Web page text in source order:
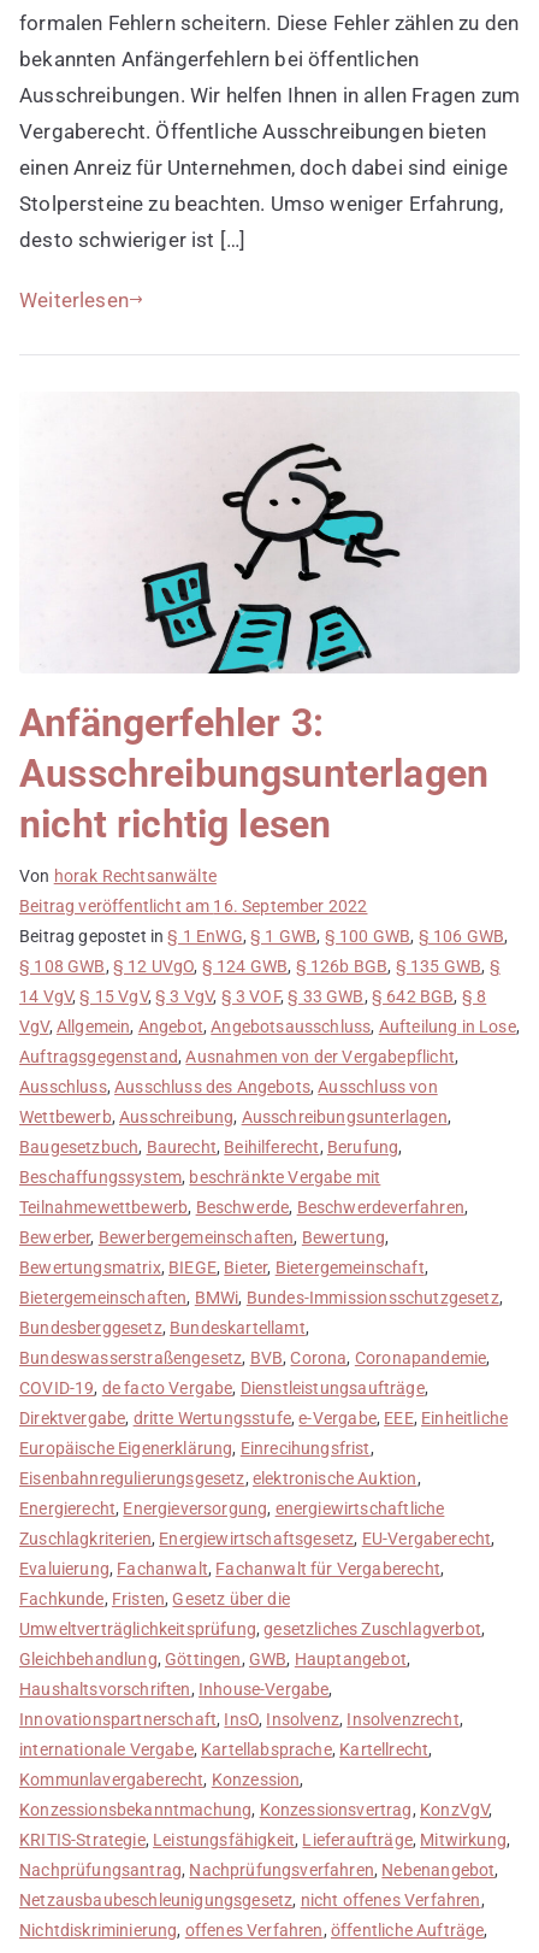
Ausschreibungen
formalen Fehlern scheitern. Diese Fehler zählen zu den
bekannten Anfängerfehlern bei öffentlichen
Ausschreibungen. Wir helfen Ihnen in allen Fragen zum
Vergaberecht. Öffentliche Ausschreibungen bieten
einen Anreiz für Unternehmen, doch dabei sind einige
Stolpersteine zu beachten. Umso weniger Erfahrung,
desto schwieriger ist […]
Weiterlesen
Anfängerfehler 3:
Ausschreibungsunterlagen
nicht richtig lesen
Von horak Rechtsanwälte
Beitrag veröffentlicht am 16. September 2022
Beitrag gepostet in§ 1 EnWG,§ 1 GWB, § 100 GWB, § 106 GWB,
§ 108 GWB, § 12 UVgO, § 124 GWB, § 126b BGB, § 135 GWB, §
14 VgV,§ 15 VgV,§ 3 VgV, § 3 VOF,§ 33 GWB, § 642 BGB, § 8
VgV, Allgemein, Angebot,Angebotsausschluss, Aufteilung in Lose,
Auftragsgegenstand,Ausnahmen von der Vergabepflicht,
Ausschluss,Ausschluss des Angebots,Ausschluss von
Wettbewerb,Ausschreibung, Ausschreibungsunterlagen,
Baugesetzbuch, Baurecht, Beihilferecht, Berufung,
Beschaffungssystem, beschränkte Vergabe mit
Teilnahmewettbewerb, Beschwerde, Beschwerdeverfahren,
Bewerber, Bewerbergemeinschaften, Bewertung,
Bewertungsmatrix, BIEGE, Bieter, Bietergemeinschaft,
Bietergemeinschaften, BMWi, Bundes-Immissionsschutzgesetz,
Bundesberggesetz, Bundeskartellamt,
Bundeswasserstraßengesetz, BVB,Corona, Coronapandemie,
COVID-19, de facto Vergabe, Dienstleistungsaufträge,
Direktvergabe, dritte Wertungsstufe,e-Vergabe, EEE, Einheitliche
Europäische Eigenerklärung, Einrecihungsfrist,
Eisenbahnregulierungsgesetz, elektronische Auktion,
Energierecht, Energieversorgung, energiewirtschaftliche
Zuschlagkriterien, Energiewirtschaftsgesetz, EU-Vergaberecht,
Evaluierung, Fachanwalt, Fachanwalt für Vergaberecht,
Fachkunde, Fristen, Gesetz über die
Umweltverträglichkeitsprüfung,gesetzliches Zuschlagverbot,
Gleichbehandlung, Göttingen, GWB, Hauptangebot,
Haushaltsvorschriften, Inhouse-Vergabe,
Innovationspartnerschaft, InsO, Insolvenz, Insolvenzrecht,
internationale Vergabe, Kartellabsprache, Kartellrecht,
Kommunlavergaberecht, Konzession,
Konzessionsbekanntmachung, Konzessionsvertrag, KonzVgV,
KRITIS-Strategie, Leistungsfähigkeit, Lieferaufträge, Mitwirkung,
Nachprüfungsantrag, Nachprüfungsverfahren, Nebenangebot,
Netzausbaubeschleunigungsgesetz, nicht offenes Verfahren,
Nichtdiskriminierung, offenes Verfahren, öffentliche Aufträge,